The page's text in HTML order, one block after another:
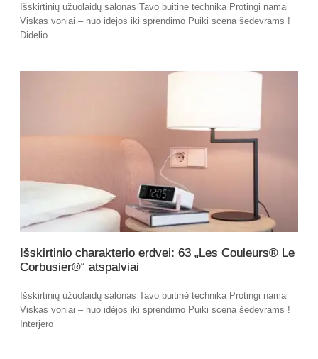
Išskirtinių užuolaidų salonas Tavo buitinė technika Protingi namai
Viskas voniai – nuo idėjos iki sprendimo Puiki scena šedevrams !
Didelio
Išskirtinio charakterio erdvei: 63 „Les Couleurs® Le
Corbusier®“ atspalviai
Išskirtinių užuolaidų salonas Tavo buitinė technika Protingi namai
Viskas voniai – nuo idėjos iki sprendimo Puiki scena šedevrams !
Interjero